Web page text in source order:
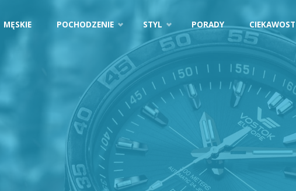
MĘSKIE POCHODZENIE STYL PORADY